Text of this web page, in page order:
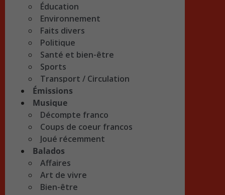
Éducation
Environnement
Faits divers
Politique
Santé et bien-être
Sports
Transport / Circulation
Émissions
Musique
Décompte franco
Coups de coeur francos
Joué récemment
Balados
Affaires
Art de vivre
Bien-être